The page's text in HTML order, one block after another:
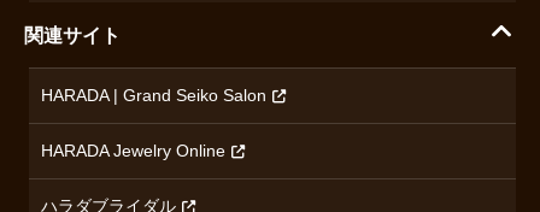
ブランド一覧を見る
関連サイト
HARADA | Grand Seiko Salon
HARADA Jewelry Online
ハラダブライダル